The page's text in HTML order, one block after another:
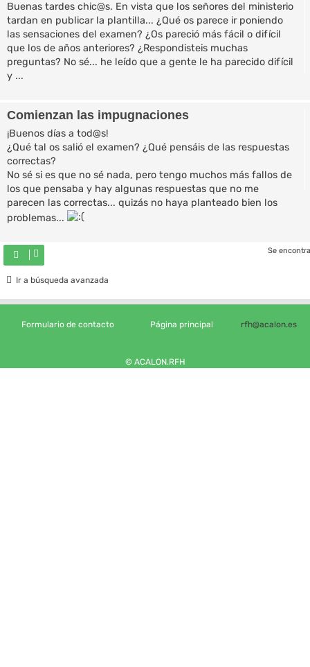
Buenas tardes chic@s. En vista que los señores del ministerio
tardan en publicar la plantilla... ¿Qué os parece ir poniendo
las sensaciones del examen? ¿Os pareció más fácil o difícil
que los de años anteriores? ¿Respondisteis muchas
preguntas? No sé... he leído que a gente le ha parecido difícil
y ...
Comienzan las impugnaciones
¡Buenos días a tod@s!
¿Qué tal os salió el examen? ¿Qué pensáis de las respuestas
correctas?
No sé si es que no sé nada, pero tengo muchos más fallos de
los que pensaba y hay algunas respuestas que no me
parecen las correctas... quizás no haya planteado bien los
problemas...
Se
Ir a búsqueda avanzada
Formulario de contacto Página principal rfh@acalon.es
© ACALON.RFH